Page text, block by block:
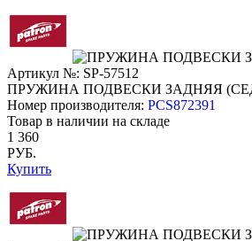
Артикул №: SP-57512
ПРУЖИНА ПОДВЕСКИ ЗАДНЯЯ
Номер производителя: PCS872391
Товар в наличии на складе
1 360
РУБ.
Купить